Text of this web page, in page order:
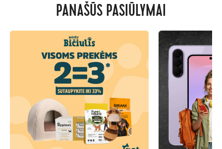
PANAŠŪS PASIŪLYMAI